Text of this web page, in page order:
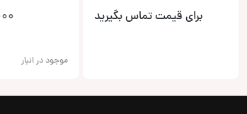
برای قیمت تماس بگیرید
موجود در انبار